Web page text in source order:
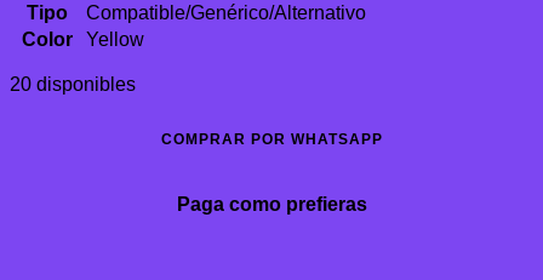
Tipo
Compatible/Genérico/Alternativo
Color
Yellow
20 disponibles
COMPRAR POR WHATSAPP
Paga como prefieras